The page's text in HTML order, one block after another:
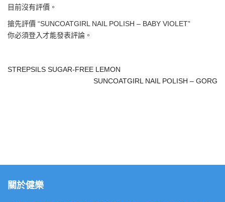
目前沒有評價。
搶先評價 “SUNCOATGIRL NAIL POLISH – BABY VIOLET”
你必須登入 才能發表評論。
STREPSILS SUGAR-FREE LEMON
SUNCOATGIRL NAIL POLISH – GORG
關於健樂